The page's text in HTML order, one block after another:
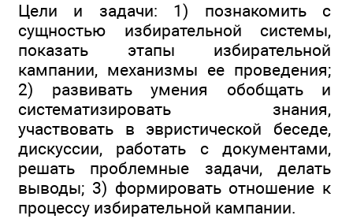
Цели и задачи: 1) познакомить с
сущностью избирательной системы,
показать этапы избирательной
кампании, механизмы ее проведения;
2) развивать умения обобщать и
систематизировать знания,
участвовать в эвристической беседе,
дискуссии, работать с документами,
решать проблемные задачи, делать
выводы; 3) формировать отношение к
процессу избирательной кампании.